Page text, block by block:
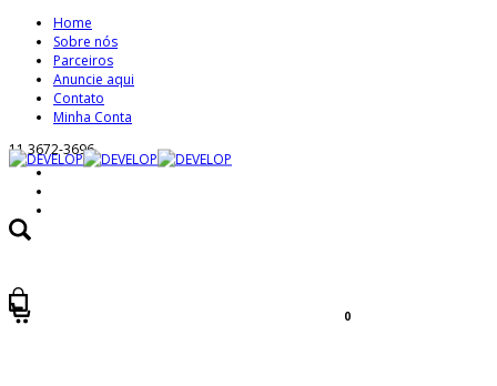
Home
Sobre nós
Parceiros
Anuncie aqui
Contato
Minha Conta
11 3672-3696
0